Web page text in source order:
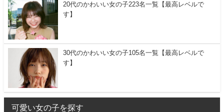
20代のかわいい女の子223名一覧【最高レベルで
す】
30代のかわいい女の子105名一覧【最高レベルで
す】
可愛い女の子を探す